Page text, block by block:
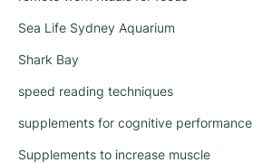
Sea Life Sydney Aquarium
Shark Bay
speed reading techniques
supplements for cognitive performance
Supplements to increase muscle